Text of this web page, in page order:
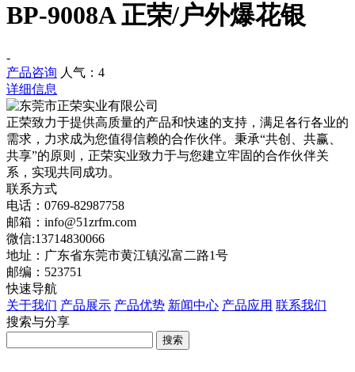
BP-9008A 正荣/户外爆花银
-
产品咨询 人气： 4
详细信息
正荣致力于提供高质量的产品和快速的支持，满足各行各业的
需求，力求成为您值得信赖的合作伙伴。秉承“共创、共赢、
共享”的原则，正荣实业致力于与您建立牢固的合作伙伴关
系，实现共同成功。
联系方式
电话：0769-82987758
邮箱：info@51zrfm.com
微信:13714830066
地址：广东省东莞市黄江镇泓富二路1号
邮编：523751
快速导航
关于我们 产品展示 产品优势 新闻中心 产品应用 联系我们
搜索与分享